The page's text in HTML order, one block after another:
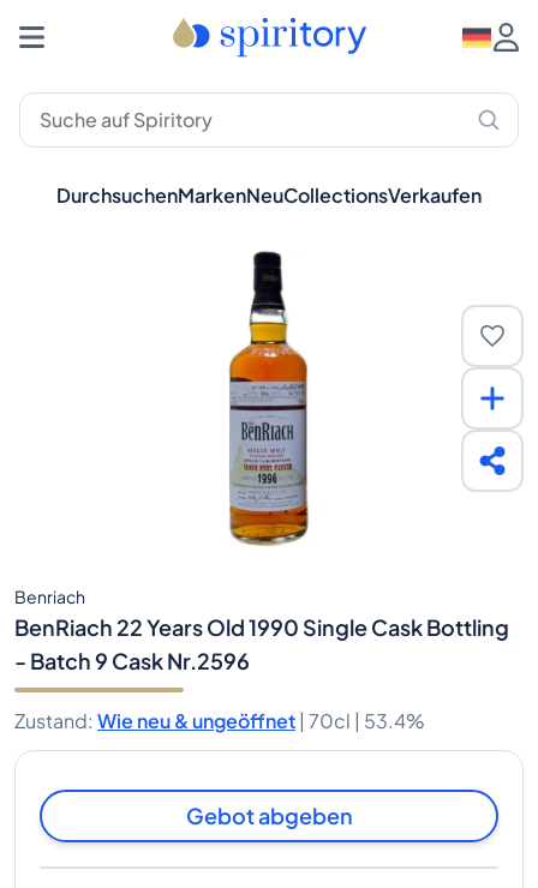
DurchsuchenMarkenNeuCollectionsVerkaufen
Benriach
BenRiach 22 Years Old 1990 Single Cask Bottling
- Batch 9 Cask Nr.2596
Zustand: Wie neu & ungeöffnet | 70cl | 53.4%
Gebot abgeben